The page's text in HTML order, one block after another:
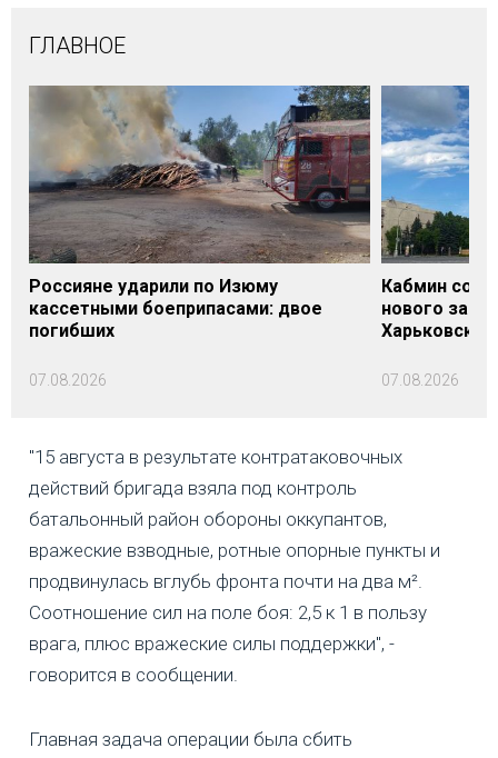
ГЛАВНОЕ
Россияне ударили по Изюму
кассетными боеприпасами: двое
погибших
07.08.2026
Кабмин
нового
07.08.2026
"15 августа в результате контратаковочных
действий бригада взяла под контроль
батальонный район обороны оккупантов,
вражеские взводные, ротные опорные пункты и
продвинулась вглубь фронта почти на два м².
Соотношение сил на поле боя: 2,5 к 1 в пользу
врага, плюс вражеские силы поддержки", -
говорится в сообщении.
Главная задача операции была сбить